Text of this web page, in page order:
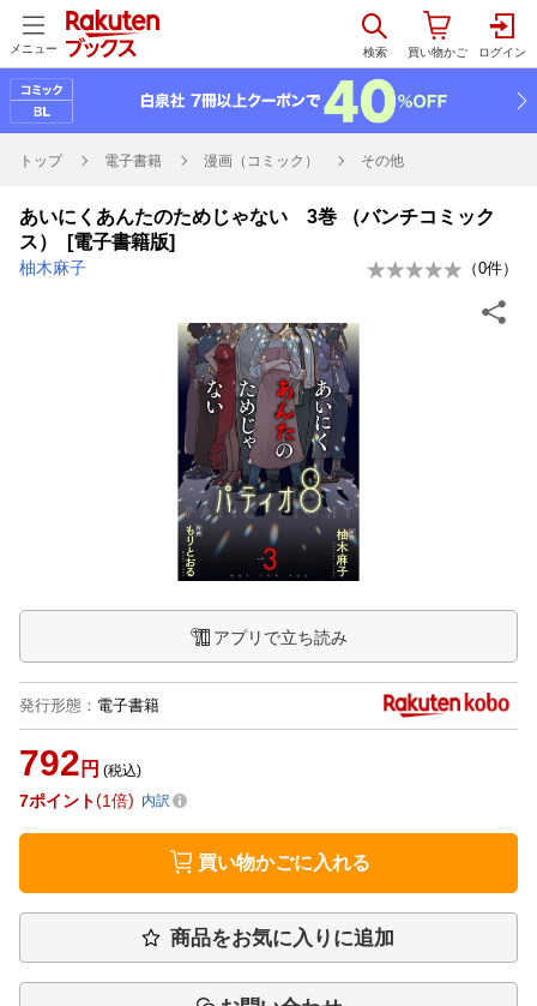
メニュー
トップ 電子書籍 漫画（コミック） その他
あいにくあんたのためじゃない 3巻 （バンチコミック
ス） [電子書籍版]
柚木麻子 （0件）
アプリで立ち読み
発行形態 ： 電子書籍
792 円 (税込)
7ポイント 1倍 内訳
買い物かごに入れる
商品をお気に入りに追加